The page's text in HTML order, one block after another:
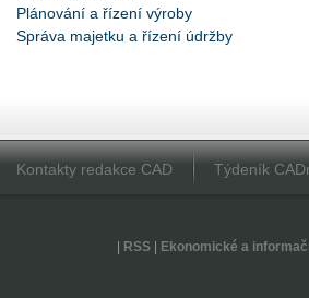
Plánování a řízení výroby
Správa majetku a řízení údržby
Kontakty redakce CAD Týdeník
RSS| Ekonomické a